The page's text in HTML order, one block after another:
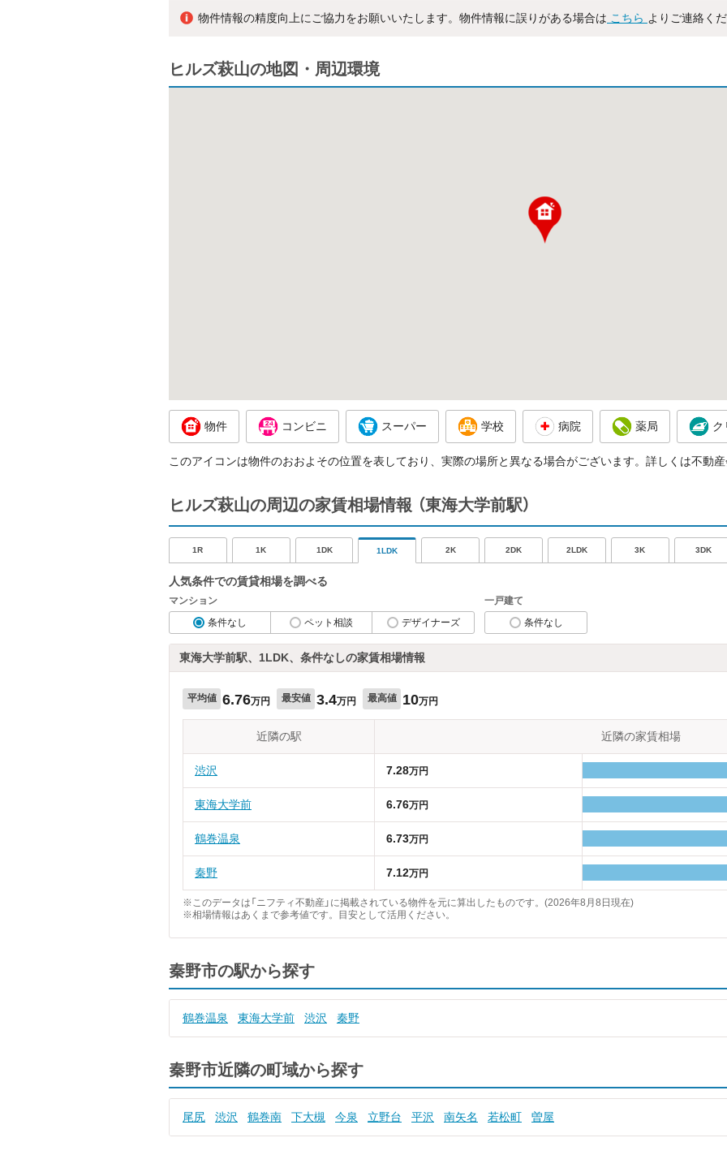
物件情報の精度向上にご協力をお願いいたします。物件情報に誤りがある場合は こちら よりご連絡くだ
ヒルズ萩山の地図・周辺環境
物件 コンビニ スーパー 学校 病院 薬局 ク
このアイコンは物件のおおよその位置を表しており、実際の場所と異なる場合がございます。詳しくは不動産
ヒルズ萩山の周辺の家賃相場情報 （東海大学前駅）
1R 1K 1DK 1LDK 2K 2DK 2LDK 3K 3DK
人気条件での賃貸相場を調べる
マンション
条件なし
ペット相談 デザイナーズ
一戸建て
条件なし
東海大学前駅、1LDK、条件なしの家賃相場情報
平均値 6.76万円 最安値 3.4万円 最高値 10万円
近隣の駅 近隣の家賃相場
渋沢 7.28万円
東海大学前 6.76万円
鶴巻温泉 6.73万円
秦野 7.12万円
※このデータは「ニフティ不動産」に掲載されている物件を元に算出したものです。(2026年8月8日現在)
※相場情報はあくまで参考値です。目安として活用ください。
秦野市の駅から探す
鶴巻温泉 東海大学前 渋沢 秦野
秦野市近隣の町域から探す
尾尻 渋沢 鶴巻南 下大槻 今泉 立野台 平沢 南矢名 若松町 曽屋